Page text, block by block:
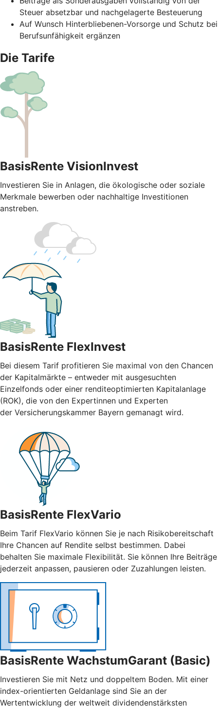
Steuer absetzbar und nachgelagerte Besteuerung
Auf Wunsch Hinterbliebenen-Vorsorge und Schutz bei
Berufsunfähigkeit ergänzen
Die Tarife
BasisRente VisionInvest
Investieren Sie in Anlagen, die ökologische oder soziale
Merkmale bewerben oder nachhaltige Investitionen
anstreben.
BasisRente FlexInvest
Bei diesem Tarif profitieren Sie maximal von den Chancen
der Kapitalmärkte – entweder mit ausgesuchten
Einzelfonds oder einer renditeoptimierten Kapitalanlage
(ROK), die von den Expertinnen und Experten
der Versicherungskammer Bayern gemanagt wird.
BasisRente FlexVario
Beim Tarif FlexVario können Sie je nach Risikobereitschaft
Ihre Chancen auf Rendite selbst bestimmen. Dabei
behalten Sie maximale Flexibilität. Sie können Ihre Beiträge
jederzeit anpassen, pausieren oder Zuzahlungen leisten.
BasisRente WachstumGarant (Basic)
Investieren Sie mit Netz und doppeltem Boden. Mit einer
index-orientierten Geldanlage sind Sie an der
Wertentwicklung der weltweit dividendenstärksten